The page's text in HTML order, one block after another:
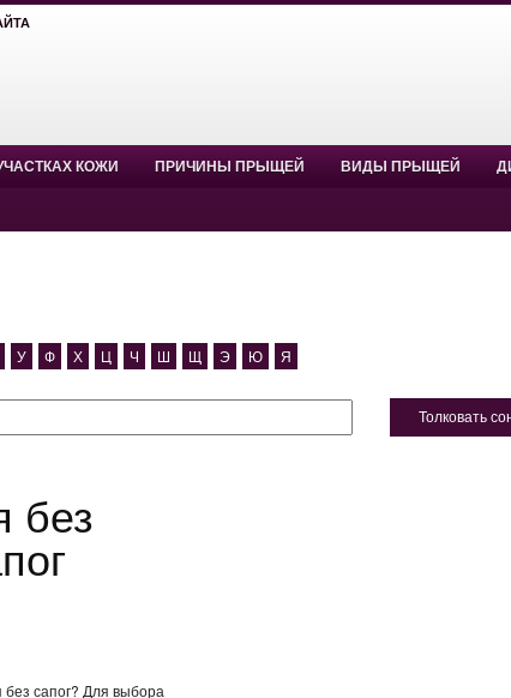
КОЖИ ПРИЧИНЫ ПРЫЩЕЙ ВИДЫ ПРЫЩЕЙ
У Ф Х Ц Ч Ш Щ Э Ю Я
Толковать
без сапог? Для выбора